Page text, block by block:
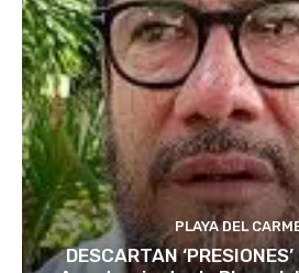
PLAYA DEL
DESCARTAN